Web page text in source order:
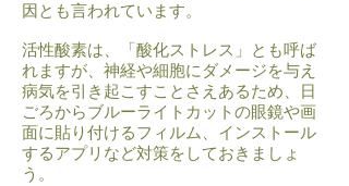
因とも言われています。
活性酸素は、「酸化ストレス」とも呼ば
れますが、神経や細胞にダメージを与え
病気を引き起こすことさえあるため、日
ごろからブルーライトカットの眼鏡や画
面に貼り付けるフィルム、インストール
するアプリなど対策をしておきましょ
う。